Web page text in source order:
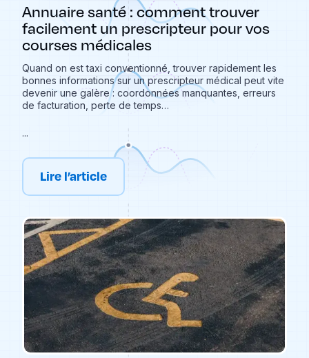
Annuaire santé : comment trouver
facilement un prescripteur pour vos
courses médicales
Quand on est taxi conventionné, trouver rapidement les
bonnes informations sur un prescripteur médical peut vite
devenir une galère : coordonnées manquantes, erreurs
de facturation, perte de temps…
...
Lire l’article